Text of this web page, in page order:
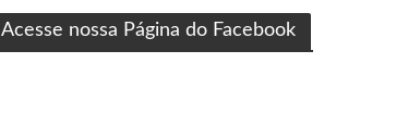
Acesse nossa Página do Facebook